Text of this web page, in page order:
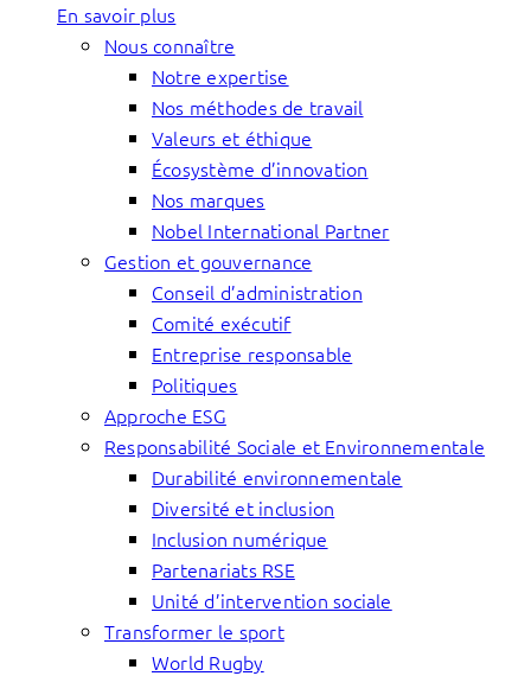
En savoir plus
Nous connaître
Notre expertise
Nos méthodes de travail
Valeurs et éthique
Écosystème d’innovation
Nos marques
Nobel International Partner
Gestion et gouvernance
Conseil d’administration
Comité exécutif
Entreprise responsable
Politiques
Approche ESG
Responsabilité Sociale et Environnementale
Durabilité environnementale
Diversité et inclusion
Inclusion numérique
Partenariats RSE
Unité d’intervention sociale
Transformer le sport
World Rugby